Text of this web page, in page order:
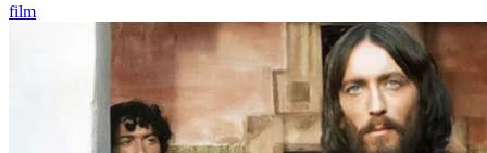
film